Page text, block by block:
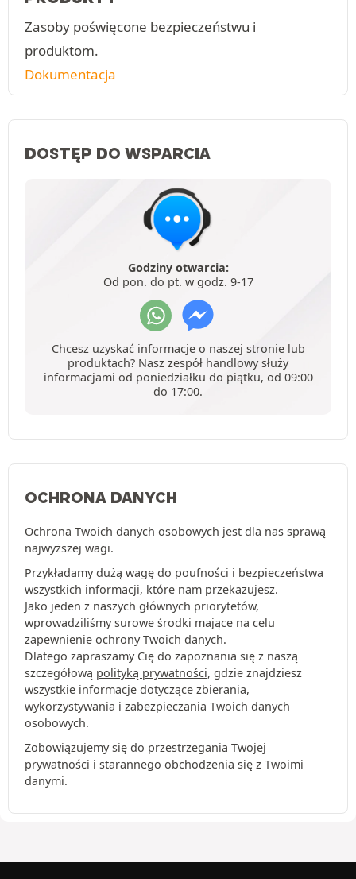
Zasoby poświęcone bezpieczeństwu i
produktom.
Dokumentacja
DOSTĘP DO WSPARCIA
Godziny otwarcia:
Od pon. do pt. w godz. 9-17
Chcesz uzyskać informacje o naszej stronie lub
produktach? Nasz zespół handlowy służy
informacjami od poniedziałku do piątku, od 09:00
do 17:00.
OCHRONA DANYCH
Ochrona Twoich danych osobowych jest dla nas sprawą
najwyższej wagi.
Przykładamy dużą wagę do poufności i bezpieczeństwa
wszystkich informacji, które nam przekazujesz.
Jako jeden z naszych głównych priorytetów,
wprowadziliśmy surowe środki mające na celu
zapewnienie ochrony Twoich danych.
Dlatego zapraszamy Cię do zapoznania się z naszą
szczegółową polityką prywatności, gdzie znajdziesz
wszystkie informacje dotyczące zbierania,
wykorzystywania i zabezpieczania Twoich danych
osobowych.
Zobowiązujemy się do przestrzegania Twojej
prywatności i starannego obchodzenia się z Twoimi
danymi.